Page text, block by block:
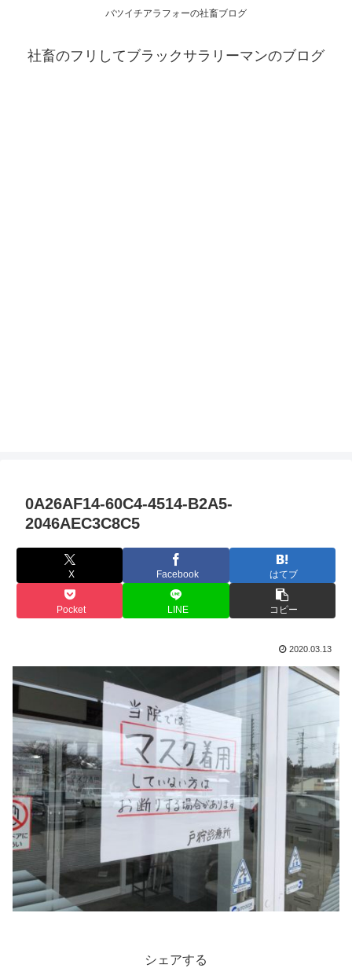
バツイチアラフォーの社畜ブログ
社畜のフリしてブラックサラリーマンのブログ
0A26AF14-60C4-4514-B2A5-
2046AEC3C8C5
X Facebook はてブ
Pocket LINE コピー
2020.03.13
シェアする